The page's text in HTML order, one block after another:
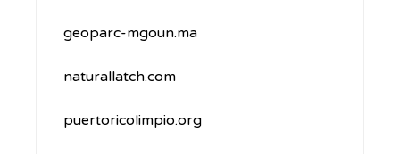
geoparc-mgoun.ma
naturallatch.com
puertoricolimpio.org